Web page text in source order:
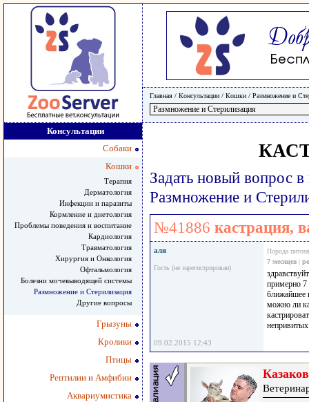
Главная / Консультации / Кошки / Размножение и
Консультации
Собаки
Кошки
Терапия
Дерматология
Инфекции и паразиты
Кормление и диетология
Проблемы поведения и воспитание
Кардиология
Травматология
Хирургия и Онкология
Офтальмология
Болезни мочевыводящей системы
Размножение и Стерилизация
Другие вопросы
Грызуны
Кролики
Птицы
Рептилии и Амфибии
Аквариумистика
Задать новый вопрос
Размножение и
№41886 кастрация,
аля
Гость (не зарегистрирован)
Порода
7 месяцев |
примерно 7
ближайшее
можно ли
09.02.2015 12:43